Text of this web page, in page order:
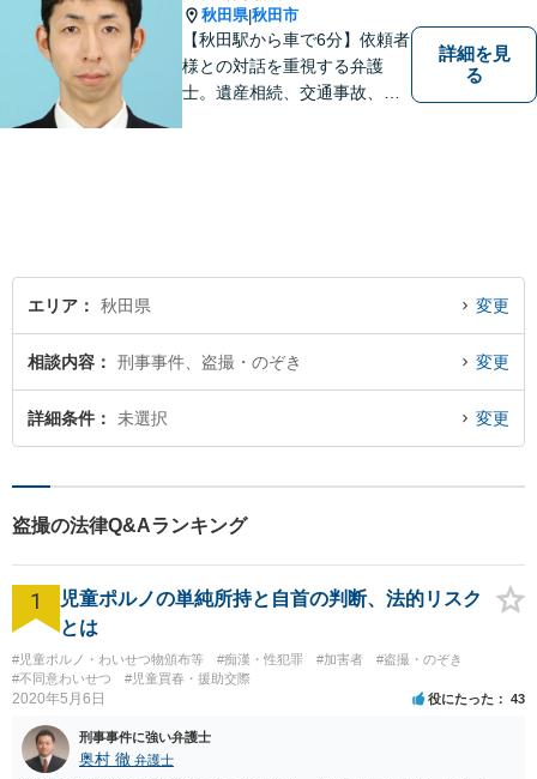
秋田県|秋田市
【秋田駅から車で6分】依頼者
様との対話を重視する弁護
士。遺産相続、交通事故、離
詳細を見
る
エリア 秋田県 変更
相談内容 刑事事件、盗撮・のぞき 変更
詳細条件 未選択 変更
盗撮の法律Q&Aランキング
1
児童ポルノの単純所持と自首の判断、法的リスク
とは
#児童ポルノ・わいせつ物頒布等 #痴漢・性犯罪 #加害者
#盗撮・のぞき
#不同意わいせつ
#児童買春・援助交際
2020年5月6日 役にたった 43
刑事事件に強い弁護士
奥村 徹 弁護士